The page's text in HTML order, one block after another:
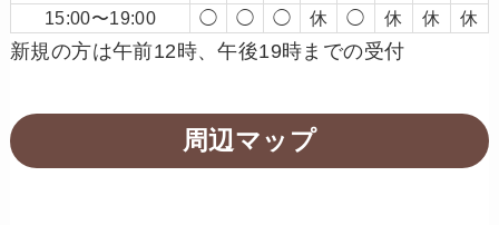
15:00〜19:00 ◯ ◯ ◯ 休 ◯ 休 休 休
新規の方は午前12時、午後19時までの受付
周辺マップ